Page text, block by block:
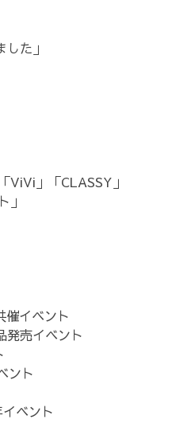
た」
ViVi」「CLASSY」
」
イベント
発売イベント
ント
ベント